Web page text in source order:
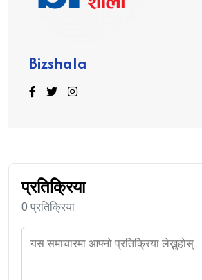
Bizshala
प्रतिक्रिया
0 प्रतिक्रिया